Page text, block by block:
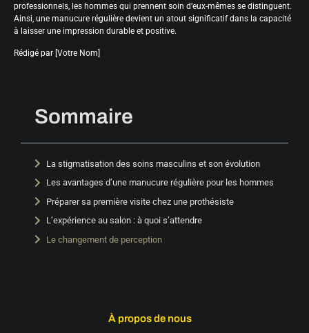
professionnels, les hommes qui prennent soin d’eux-mêmes se distinguent.
Ainsi, une manucure régulière devient un atout significatif dans la capacité
à laisser une impression durable et positive.
Rédigé par [Votre Nom]
Sommaire
La stigmatisation des soins masculins et son évolution
Les avantages d’une manucure régulière pour les hommes
Préparer sa première visite chez une prothésiste
L’expérience au salon : à quoi s’attendre
Le changement de perception
À propos de nous